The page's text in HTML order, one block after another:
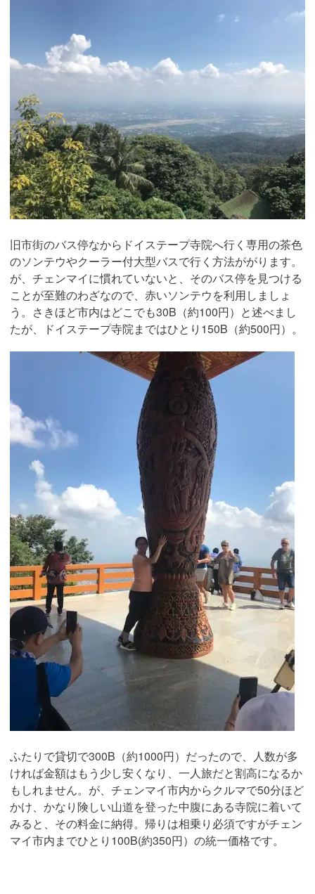
旧市街のバス停なからドイステープ寺院へ行く専用の茶色
のソンテウやクーラー付大型バスで行く方法ががります。
が、チェンマイに慣れていないと、そのバス停を見つける
ことが至難のわざなので、赤いソンテウを利用しましょ
う。さきほど市内はどこでも30B（約100円）と述べまし
たが、ドイステープ寺院まではひとり150B（約500円）。
ふたりで貸切で300B（約1000円）だったので、人数が多
ければ金額はもう少し安くなり、一人旅だと割高になるか
もしれません。が、チェンマイ市内からクルマで50分ほど
かけ、かなり険しい山道を登った中腹にある寺院に着いて
みると、その料金に納得。帰りは相乗り必須ですがチェン
マイ市内までひとり100B(約350円）の統一価格です。